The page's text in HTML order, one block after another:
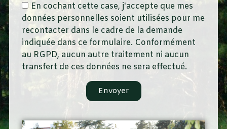
En cochant cette case, j'accepte que mes
données personnelles soient utilisées pour me
recontacter dans le cadre de la demande
indiquée dans ce formulaire. Conformément
au RGPD, aucun autre traitement ni aucun
transfert de ces données ne sera effectué.
Envoyer